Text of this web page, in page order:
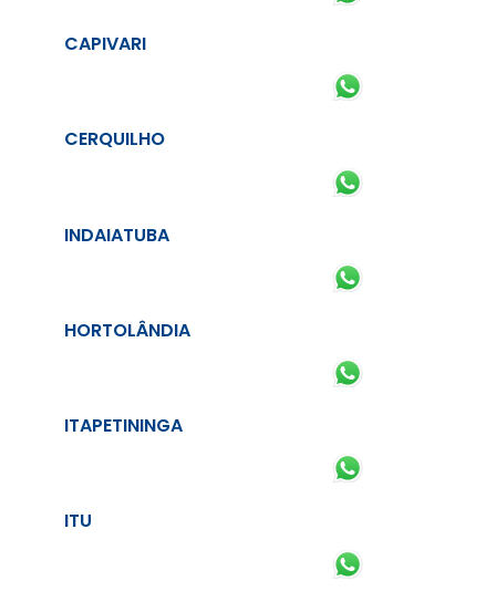
CAPIVARI
CERQUILHO
INDAIATUBA
HORTOLÂNDIA
ITAPETININGA
ITU